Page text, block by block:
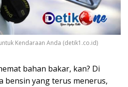
Kendaraan Anda (detik1.co.id)
bahan bakar, kan? Di
bensin yang terus menerus,